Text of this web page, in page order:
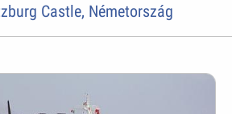
Castle, Németország